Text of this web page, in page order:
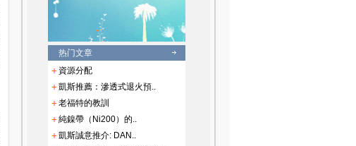
热门文章
資源分配
凱斯推薦：滲透式退火預..
老福特的教訓
純鎳帶（Ni200）的..
凱斯誠意推介: DAN..